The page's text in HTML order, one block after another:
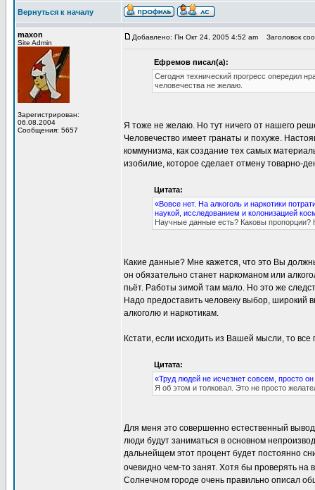
Вернуться к началу
maxon
Site Admin
Зарегистрирован:
06.08.2004
Сообщения: 5657
Добавлено: Пн Окт 24, 2005 4:52 am Заголовок
Ефремов писал(а):
Сегодня технический прогресс опередил
человечества не желаю.
Я тоже не желаю. Но тут ничего от нашего
Человечество имеет гранаты и похуже.
коммунизма, как создание тех самых
изобилие, которое сделает отмену товарно-
Цитата:
«Вовсе нет. На алкоголь и наркотики
наукой, исследованием и колонизацией
Научные данные есть? Каковы пропорции?
Какие данные? Мне кажется, что это Вы
он обязательно станет наркоманом или
пьёт. Работы зимой там мало. Но это же
Надо предоставить человеку выбор, широкий
алкоголю и наркотикам.
Кстати, если исходить из Вашей мысли, то
Цитата:
«Труд людей не исчезнет совсем, просто
Я об этом и толковал. Это не просто
Для меня это совершенно естественный
люди будут заниматься в основном
дальнейщем этот процент будет постоянно
очевидно чем-то занят. Хотя бы проверять на
Солнечном городе очень правильно описал